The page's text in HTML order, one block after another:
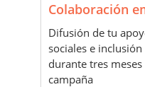
Colaboración
Difusión de tu
sociales e
durante tres
campaña